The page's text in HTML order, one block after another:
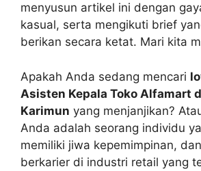
menyusun artikel ini dengan
kasual, serta mengikuti brief
berikan secara ketat. Mari kita
Apakah Anda sedang mencari
Asisten Kepala Toko Alfamart
Karimun yang menjanjikan?
Anda adalah seorang individu
memiliki jiwa kepemimpinan,
berkarier di industri retail yang